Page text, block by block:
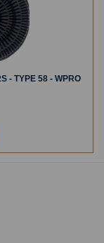
- TYPE 58 - WPRO